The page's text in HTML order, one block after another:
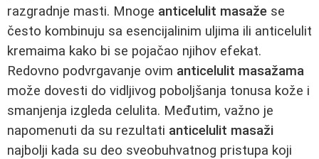
razgradnje masti. Mnoge anticelulit masaže se
često kombinuju sa esencijalinim uljima ili anticelulit
kremaima kako bi se pojačao njihov efekat.
Redovno podvrgavanje ovim anticelulit masažama
može dovesti do vidljivog poboljšanja tonusa kože i
smanjenja izgleda celulita. Međutim, važno je
napomenuti da su rezultati anticelulit masaži
najbolji kada su deo sveobuhvatnog pristupa koji